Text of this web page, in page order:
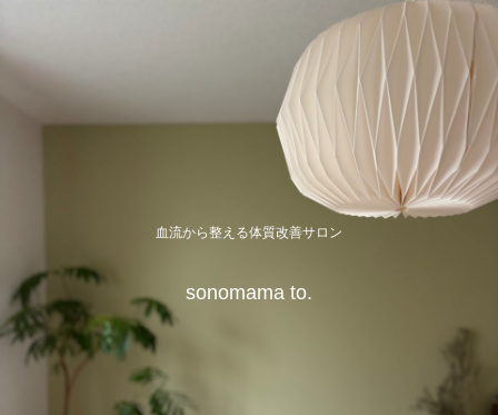
血流から整える体質改善サロン
sonomama to.